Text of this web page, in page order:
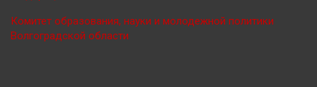
Комитет образования, науки и молодежной политики
Волгоградской области